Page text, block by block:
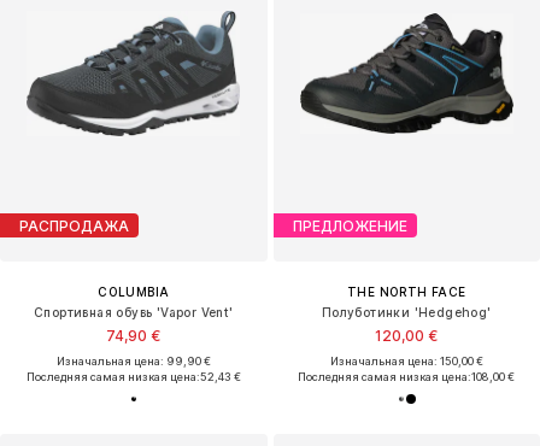
РАСПРОДАЖА
COLUMBIA
Спортивная обувь 'Vapor Vent'
74,90 €
Изначальная цена: 99,90 €
Последняя самая низкая цена:52,43 €
ПРЕДЛОЖЕНИЕ
THE NORTH FACE
Полуботинки 'Hedgehog'
120,00 €
Изначальная цена: 150,00 €
Последняя самая низкая цена:108,00 €